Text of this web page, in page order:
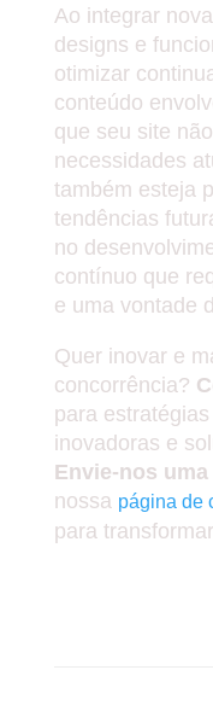
Ao integrar
designs e
otimizar
conteúdo
que seu site
necessidades
também esteja
tendências
no
contínuo que
e uma vontade
Quer inovar e
concorrência?
para
inovadoras e
Envie-nos
nossa página de
para